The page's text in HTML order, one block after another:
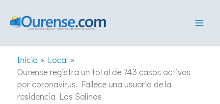
Inicio
Local
Ourense registra un total de 743 casos activos
por coronavirus. Fallece una usuaria de la
residencia Las Salinas